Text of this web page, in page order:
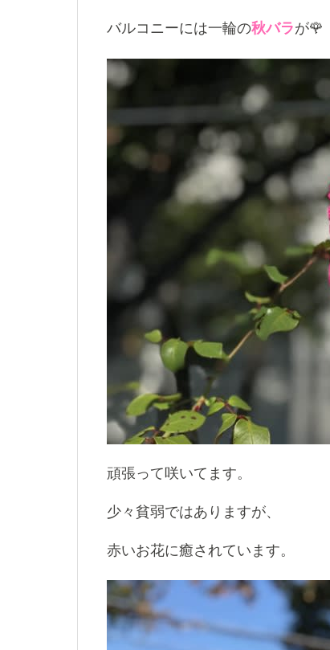
バルコニーには一輪の秋バラが🌹
頑張って咲いてます。
少々貧弱ではありますが、
赤いお花に癒されています。